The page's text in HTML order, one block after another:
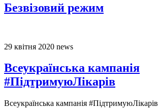
Безвізовий режим
29 квітня 2020 news
Всеукраїнська кампанія
#ПідтримуюЛікарів
Всеукраїнська кампанія #ПідтримуюЛікарів